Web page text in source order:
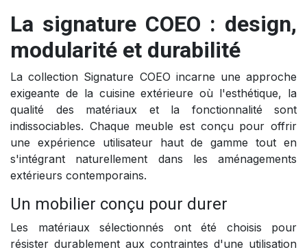
La signature COEO : design,
modularité et durabilité
La collection Signature COEO incarne une approche
exigeante de la cuisine extérieure où l'esthétique, la
qualité des matériaux et la fonctionnalité sont
indissociables. Chaque meuble est conçu pour offrir
une expérience utilisateur haut de gamme tout en
s'intégrant naturellement dans les aménagements
extérieurs contemporains.
Un mobilier conçu pour durer
Les matériaux sélectionnés ont été choisis pour
résister durablement aux contraintes d'une utilisation